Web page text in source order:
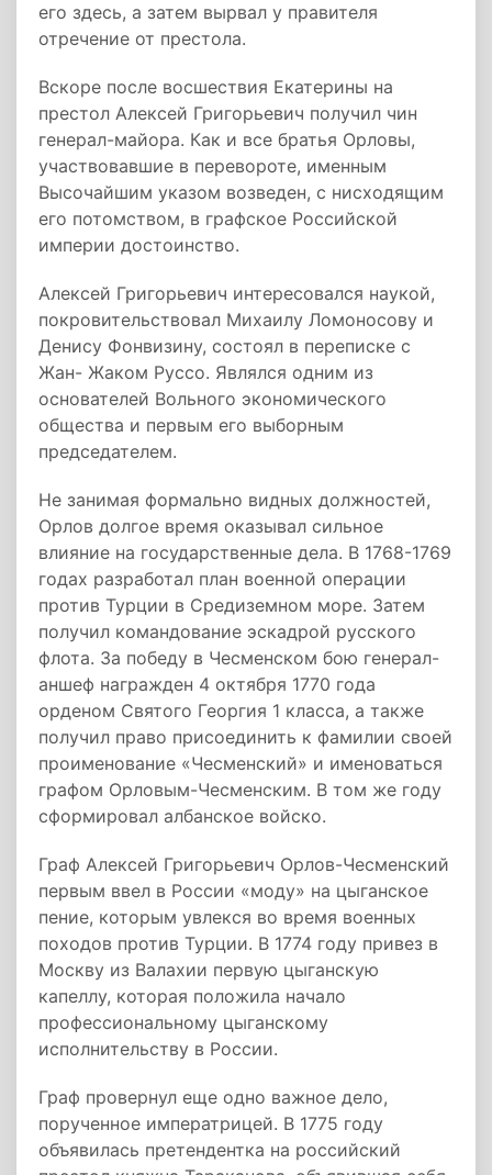
его здесь, а затем вырвал у правителя
отречение от престола.
Вскоре после восшествия Екатерины на
престол Алексей Григорьевич получил чин
генерал-майора. Как и все братья Орловы,
участвовавшие в перевороте, именным
Высочайшим указом возведен, с нисходящим
его потомством, в графское Российской
империи достоинство.
Алексей Григорьевич интересовался наукой,
покровительствовал Михаилу Ломоносову и
Денису Фонвизину, состоял в переписке с
Жан- Жаком Руссо. Являлся одним из
основателей Вольного экономического
общества и первым его выборным
председателем.
Не занимая формально видных должностей,
Орлов долгое время оказывал сильное
влияние на государственные дела. В 1768-1769
годах разработал план военной операции
против Турции в Средиземном море. Затем
получил командование эскадрой русского
флота. За победу в Чесменском бою генерал-
аншеф награжден 4 октября 1770 года
орденом Святого Георгия 1 класса, а также
получил право присоединить к фамилии своей
проименование «Чесменский» и именоваться
графом Орловым-Чесменским. В том же году
сформировал албанское войско.
Граф Алексей Григорьевич Орлов-Чесменский
первым ввел в России «моду» на цыганское
пение, которым увлекся во время военных
походов против Турции. В 1774 году привез в
Москву из Валахии первую цыганскую
капеллу, которая положила начало
профессиональному цыганскому
исполнительству в России.
Граф провернул еще одно важное дело,
порученное императрицей. В 1775 году
объявилась претендентка на российский